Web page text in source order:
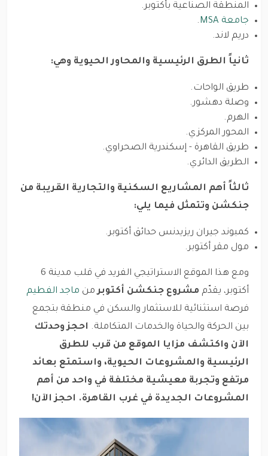
المنطقة الصناعية بأكتوبر.
جامعة MSA
.
دريم لاند.
ثانياً الطرق الرئيسية والمحاور الحيوية وهي:
طريق الواحات.
وصلة دهشور.
الهرم.
المحور المركزي.
طريق القاهرة - إسكندرية الصحراوي.
الطريق الدائري.
ثالثاً أهم المشاريع السكنية والتجارية القريبة من
جنكشن وتتمثل فيما يلي:
كمبوند جيران ريزيدنس حدائق أكتوبر.
مول مقر أكتوبر.
ومع هذا الموقع الاستراتيجي الفريد في قلب مدينة 6
أكتوبر، يقدّم مشروع جنكشن أكتوبرمن ماجد الفطيم
فرصة استثنائية للاستثمار والسكن في منطقة بتجمع
بين الحركة والحياة والخدمات المتكاملة. احجز وحدتك
الآن واكتشف مزايا الموقع من قرب للطرق
الرئيسية والمشروعات الحيوية، واستمتع بعائد
مرتفع وتجربة معيشية مختلفة في واحد من أهم
المشروعات الجديدة في غرب القاهرة. احجز الآن!